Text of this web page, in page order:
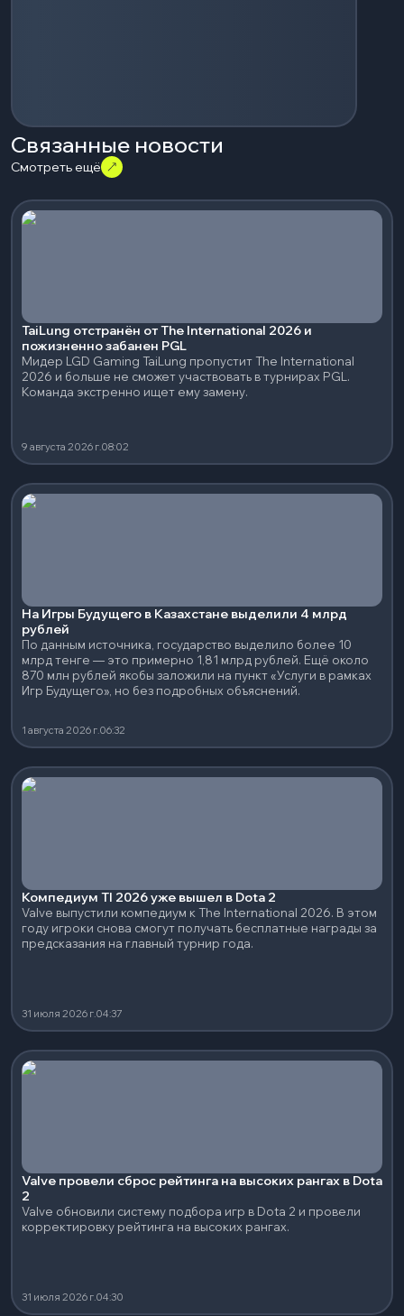
Связанные новости
Смотреть ещё
TaiLung отстранён от The International 2026 и
пожизненно забанен PGL
Мидер LGD Gaming TaiLung пропустит The International
2026 и больше не сможет участвовать в турнирах PGL.
Команда экстренно ищет ему замену.
9 августа 2026 г.08:02
На Игры Будущего в Казахстане выделили 4 млрд
рублей
По данным источника, государство выделило более 10
млрд тенге — это примерно 1,81 млрд рублей. Ещё около
870 млн рублей якобы заложили на пункт «Услуги в рамках
Игр Будущего», но без подробных объяснений.
1 августа 2026 г.06:32
Компедиум TI 2026 уже вышел в Dota 2
Valve выпустили компедиум к The International 2026. В этом
году игроки снова смогут получать бесплатные награды за
предсказания на главный турнир года.
31 июля 2026 г.04:37
Valve провели сброс рейтинга на высоких рангах в Dota
2
Valve обновили систему подбора игр в Dota 2 и провели
корректировку рейтинга на высоких рангах.
31 июля 2026 г.04:30